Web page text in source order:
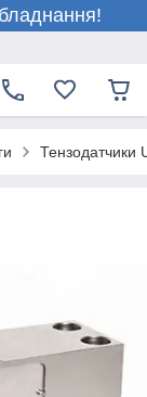
Тензодатчики